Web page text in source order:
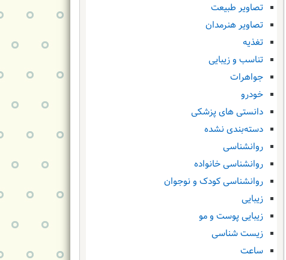
تصاویر طبیعت
تصاویر هنرمدان
تغذیه
تناسب و زیبایی
جواهرات
خودرو
دانستی های پزشکی
دسته‌بندی نشده
روانشناسی
روانشناسی خانواده
روانشناسی کودک و نوجوان
زیبایی
زیبایی پوست و مو
زیست شناسی
ساعت